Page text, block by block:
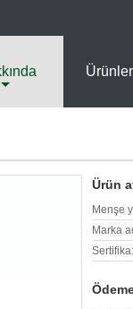
Ürünler
Ürün
Menşe
Marka
Sertifika: